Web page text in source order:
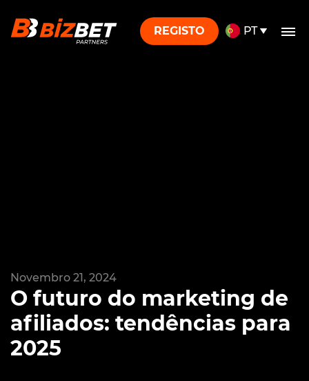
REGISTO PT
Novembro 21, 2024
O futuro do marketing de
afiliados: tendências para
2025